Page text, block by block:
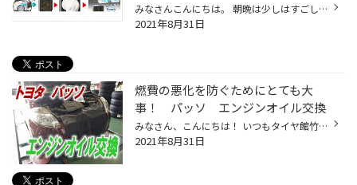
みなさんこんにちは。 朝晩は少しはすごし易くなったとはいえ 日中はまだまだ暑い～。 なのでお車のエアコンを使っている方は まだまだ多いかと思いますが、 エアコンのエバポレーター(熱交換器)の 洗浄はした事はありますか？ 冷たい風を出す時に発生する水が エバポレーターに付着して、 菌などが...
2021年8月31日
燃費の悪化を防ぐためにとても大
事！ パッソ エンジンオイル交換
みなさん、こんにちは！ いつもタイヤ館竹尾のＷＥＢを ご覧いただき有難うございます！ 本日ご紹介の作業は トヨタ パッソ エンジンオイル交換です。 今回ご使用のオイルは エコＭＡＸ ０Ｗ-２０ 全合成油 ＳＰ規格 使用した量のみをご精算する 量り売りタイプですので 余らさず、経済的です。 ピ...
2021年8月31日